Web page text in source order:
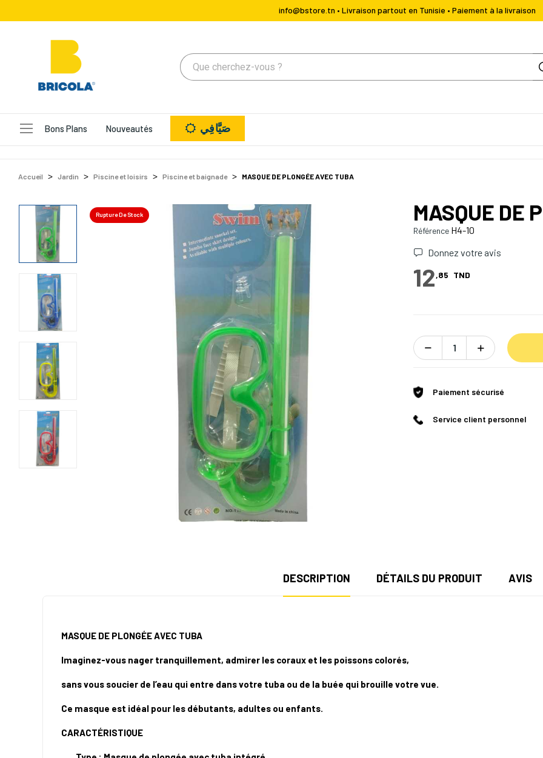
info@bstore.tn • Livraison partout en Tunisie • Paiement à la livraison
Bons Plans Nouveautés صَيَّافِي
Accueil Jardin Piscine et loisirs Piscine et baignade MASQUE DE PLONGÉE AVEC TUBA
Rupture De Stock MASQUE DE
Référence H4-10
Donnez votre avis
12,85 TND
Paiement sécurisé
Service client personnel
DESCRIPTION DÉTAILS DU PRODUIT AVIS
MASQUE DE PLONGÉE AVEC TUBA
Imaginez-vous nager tranquillement, admirer les coraux et les poissons colorés,
sans vous soucier de l’eau qui entre dans votre tuba ou de la buée qui brouille votre vue.
Ce masque est idéal pour les débutants, adultes ou enfants.
CARACTÉRISTIQUE